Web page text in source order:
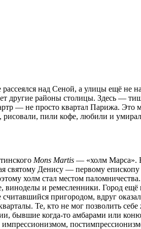
над Сеной, а улицы ещё
другие районы столицы. Здесь —
— не просто квартал Парижа. Это
рисовали, пили кофе, любили и
Mons Martis — «холм Марса».
святому Денису — первому
холм стал местом
и ремесленники. Город
пригородом, вдруг
Те, кто не мог позволить
бывшие когда-то амбарами или